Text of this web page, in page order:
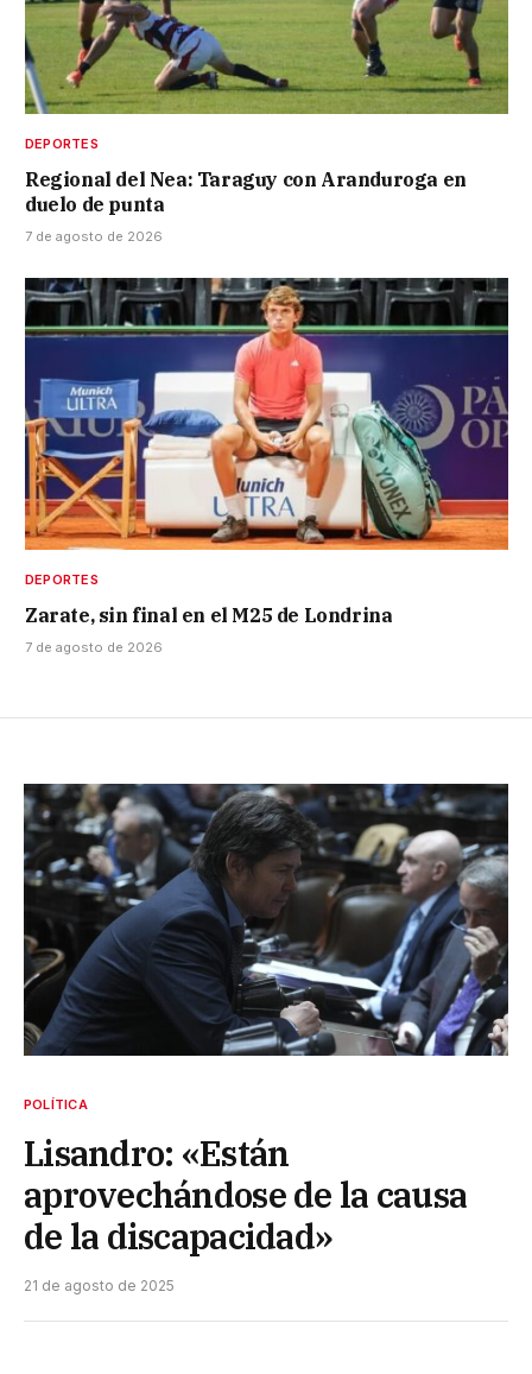
DEPORTES
Regional del Nea: Taraguy con Aranduroga en
duelo de punta
7 de agosto de 2026
DEPORTES
Zarate, sin final en el M25 de Londrina
7 de agosto de 2026
POLÍTICA
Lisandro: «Están
aprovechándose de la causa
de la discapacidad»
21 de agosto de 2025